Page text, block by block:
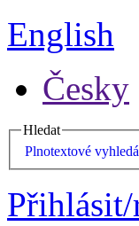
English
Česky
Hledat
Plnotextové
Přihlásit/